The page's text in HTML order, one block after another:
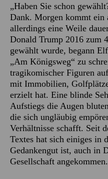
„Haben Sie schon
Dank. Morgen kommt ein
allerdings eine Weile
Donald Trump 2016 zum
gewählt wurde, begann
„Am Königsweg“ zu
tragikomischer Figuren
mit Immobilien,
erzielt hat. Eine blinde
Aufstiegs die Augen
die sich ungläubig
Verhältnisse schafft. Seit
Textes hat sich einiges in
Gedankengut ist, auch in
Gesellschaft angekommen.